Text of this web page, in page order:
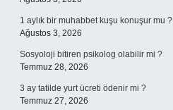
1 aylık bir muhabbet kuşu konuşur mu ?
Ağustos 3, 2026
Sosyoloji bitiren psikolog olabilir mi ?
Temmuz 28, 2026
3 ay tatilde yurt ücreti ödenir mi ?
Temmuz 27, 2026